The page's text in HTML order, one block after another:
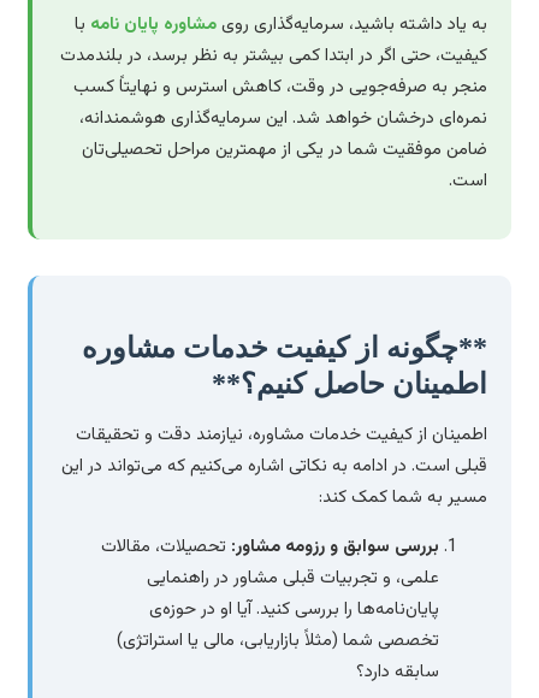
به یاد داشته باشید، سرمایه‌گذاری رویمشاوره پایان نامهبا
کیفیت، حتی اگر در ابتدا کمی بیشتر به نظر برسد، در بلندمدت
منجر به صرفه‌جویی در وقت، کاهش استرس و نهایتاً کسب
نمره‌ای درخشان خواهد شد. این سرمایه‌گذاری هوشمندانه،
ضامن موفقیت شما در یکی از مهمترین مراحل تحصیلی‌تان
**چگونه از کیفیت خدمات مشاوره
اطمینان حاصل کنیم؟**
اطمینان از کیفیت خدمات مشاوره، نیازمند دقت و تحقیقات
قبلی است. در ادامه به نکاتی اشاره می‌کنیم که می‌تواند در این
مسیر به شما کمک کند:
بررسی سوابق و رزومه مشاور:تحصیلات، مقالات
علمی، و تجربیات قبلی مشاور در راهنمایی
پایان‌نامه‌ها را بررسی کنید. آیا او در حوزه‌ی
تخصصی شما (مثلاً بازاریابی، مالی یا استراتژی)
سابقه دارد؟